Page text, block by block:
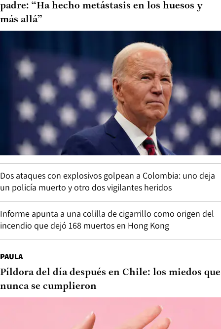
padre: “Ha hecho metástasis en los huesos y
más allá”
Dos ataques con explosivos golpean a Colombia: uno deja
un policía muerto y otro dos vigilantes heridos
Informe apunta a una colilla de cigarrillo como origen del
incendio que dejó 168 muertos en Hong Kong
PAULA
Píldora del día después en Chile: los miedos que
nunca se cumplieron